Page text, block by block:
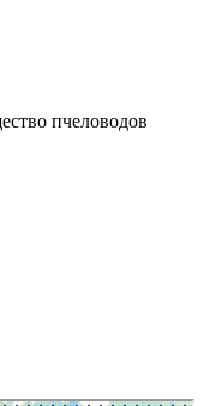
пчеловодов